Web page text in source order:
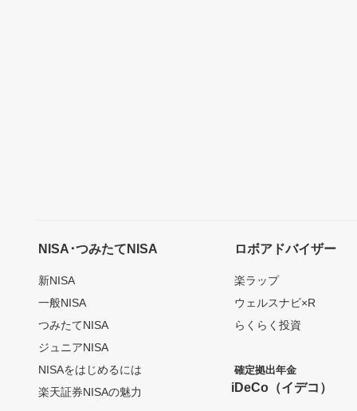
NISA･つみたてNISA
新NISA
一般NISA
つみたてNISA
ジュニアNISA
NISAをはじめるには
楽天証券NISAの魅力
ロボアドバイザー
楽ラップ
ウェルスナビ×R
らくらく投資
確定拠出年金
iDeCo（イデコ）